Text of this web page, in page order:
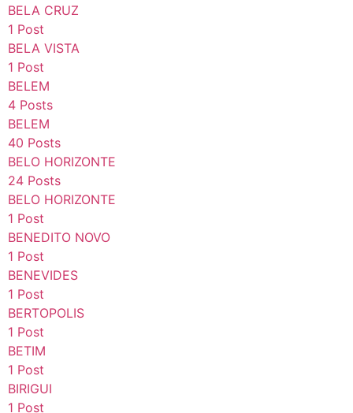
BELA CRUZ
1 Post
BELA VISTA
1 Post
BELEM
4 Posts
BELEM
40 Posts
BELO HORIZONTE
24 Posts
BELO HORIZONTE
1 Post
BENEDITO NOVO
1 Post
BENEVIDES
1 Post
BERTOPOLIS
1 Post
BETIM
1 Post
BIRIGUI
1 Post